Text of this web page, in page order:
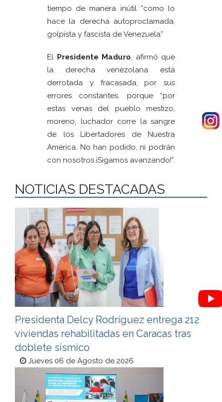
tiempo de manera inútil “como lo
hace la derecha autoproclamada,
golpista y fascista de Venezuela”
El Presidente Maduro, afirmó que
la derecha venezolana está
derrotada y fracasada, por sus
errores constantes, porque “por
estas venas del pueblo mestizo,
moreno, luchador corre la sangre
de los Libertadores de Nuestra
América. No han podido, ni podrán
con nosotros ¡Sigamos avanzando!”.
NOTICIAS DESTACADAS
Presidenta Delcy Rodríguez entrega 212
viviendas rehabilitadas en Caracas tras
doblete sísmico
Jueves 06 de Agosto de 2026